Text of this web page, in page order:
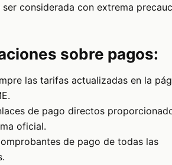
considerada con extrema
sobre pagos:
las tarifas actualizadas en la
de pago directos
oficial.
de pago de todas las